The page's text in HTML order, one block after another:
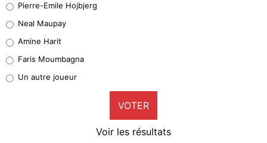
5%
1%
9%
Pierre-Emile Hojbjerg
Neal Maupay
Amine Harit
Faris Moumbagna
Un autre joueur
VOTER
Voir les résultats